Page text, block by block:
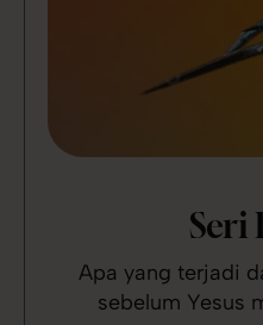
Seri
Apa yang terjadi
sebelum Yesus